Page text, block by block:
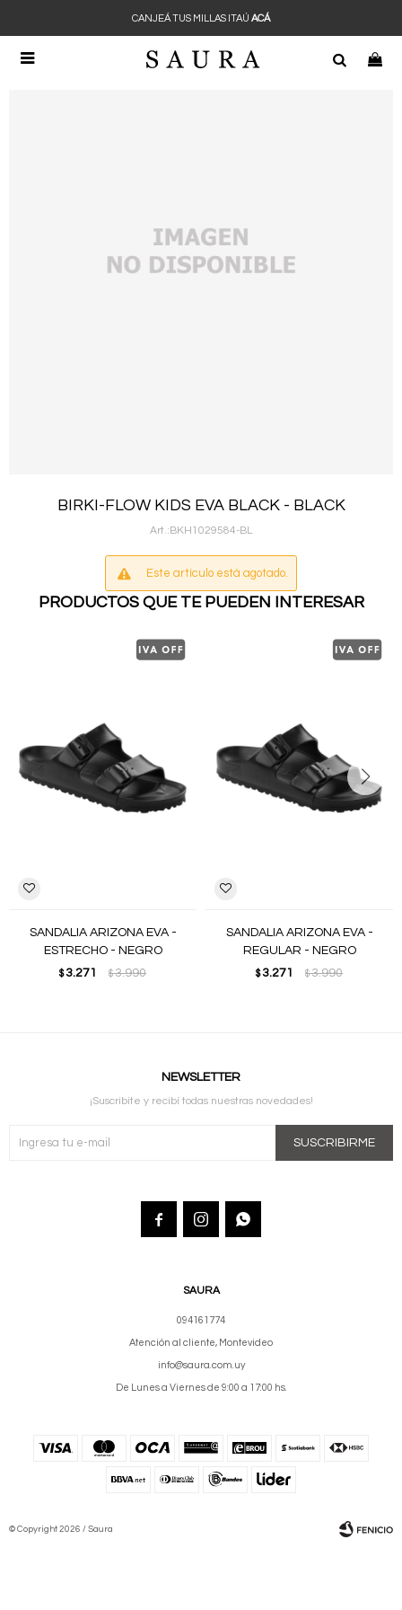

CANJEÁ TUS MILLAS ITAÚ ACÁ
BIRKI-FLOW KIDS EVA BLACK - BLACK
BKH1029584-BL
Este artículo está agotado.
PRODUCTOS QUE TE PUEDEN INTERESAR
SANDALIA ARIZONA EVA -
ESTRECHO - NEGRO
$3.271 $3.990
SANDALIA ARIZONA EVA -
REGULAR - NEGRO
$3.271 $3.990
SAURA
094161774
Atención al cliente, Montevideo
info@saura.com.uy
De Lunes a Viernes de 9:00 a 17:00 hs.
NEWSLETTER
¡Suscribite y recibí todas nuestras novedades!
SUSCRIBIRME
  
© Copyright 2026 / Saura